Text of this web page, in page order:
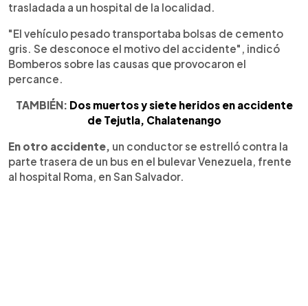
trasladada a un hospital de la localidad.
"El vehículo pesado transportaba bolsas de cemento
gris. Se desconoce el motivo del accidente", indicó
Bomberos sobre las causas que provocaron el
percance.
TAMBIÉN: Dos muertos y siete heridos en accidente
de Tejutla, Chalatenango
En otro accidente, un conductor se estrelló contra la
parte trasera de un bus en el bulevar Venezuela, frente
al hospital Roma, en San Salvador.